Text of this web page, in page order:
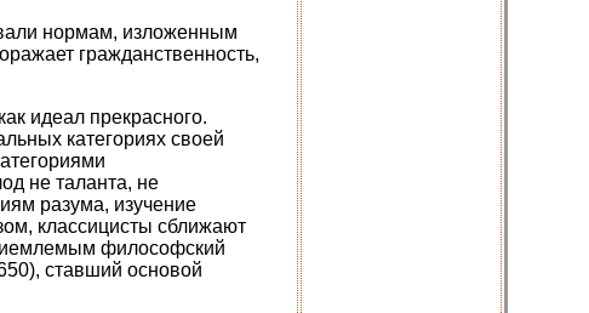
нормам, изложенным
гражданственность,
идеал прекрасного.
категориях своей
не таланта, не
разума, изучение
классицисты сближают
философский
ставший основой